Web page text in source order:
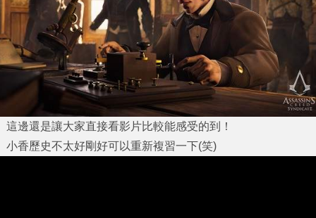
這邊還是讓大家直接看影片比較能感受的到！
小香歷史不太好剛好可以重新複習一下(笑)